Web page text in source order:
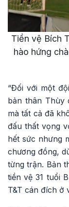
Tiền vệ Bích
hào hứng
“Đối với một
bản thân Thùy
mà tất cả đã
đấu thất vọng
hết sức nhưng
chương đồng,
từng trận. Bản
tiền vệ 31 tuổi
T&T cán đích ở